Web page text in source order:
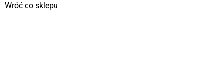
Wróć do sklepu